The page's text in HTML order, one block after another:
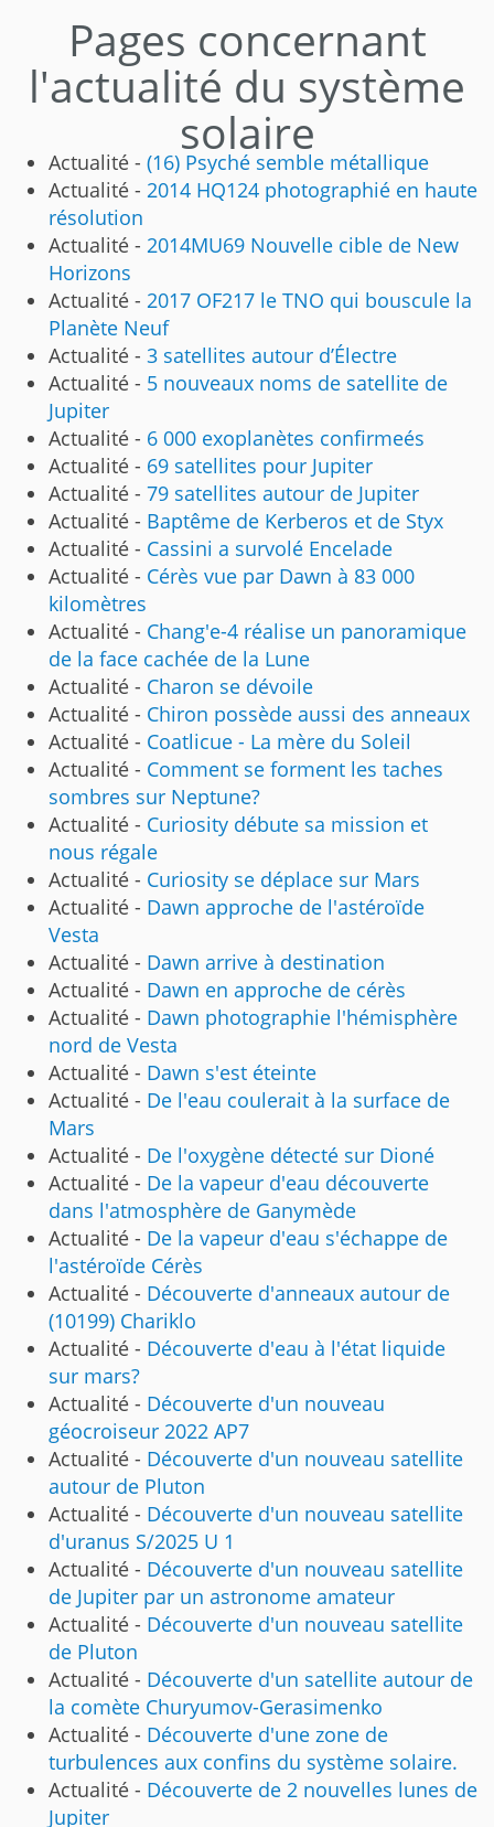
Pages concernant
l'actualité du système
solaire
Actualité - (16) Psyché semble métallique
Actualité - 2014 HQ124 photographié en haute
résolution
Actualité - 2014MU69 Nouvelle cible de New
Horizons
Actualité - 2017 OF217 le TNO qui bouscule la
Planète Neuf
Actualité - 3 satellites autour d’Électre
Actualité - 5 nouveaux noms de satellite de
Jupiter
Actualité - 6 000 exoplanètes confirmeés
Actualité - 69 satellites pour Jupiter
Actualité - 79 satellites autour de Jupiter
Actualité - Baptême de Kerberos et de Styx
Actualité - Cassini a survolé Encelade
Actualité - Cérès vue par Dawn à 83 000
kilomètres
Actualité - Chang'e-4 réalise un panoramique
de la face cachée de la Lune
Actualité - Charon se dévoile
Actualité - Chiron possède aussi des anneaux
Actualité - Coatlicue - La mère du Soleil
Actualité - Comment se forment les taches
sombres sur Neptune?
Actualité - Curiosity débute sa mission et
nous régale
Actualité - Curiosity se déplace sur Mars
Actualité - Dawn approche de l'astéroïde
Vesta
Actualité - Dawn arrive à destination
Actualité - Dawn en approche de cérès
Actualité - Dawn photographie l'hémisphère
nord de Vesta
Actualité - Dawn s'est éteinte
Actualité - De l'eau coulerait à la surface de
Mars
Actualité - De l'oxygène détecté sur Dioné
Actualité - De la vapeur d'eau découverte
dans l'atmosphère de Ganymède
Actualité - De la vapeur d'eau s'échappe de
l'astéroïde Cérès
Actualité - Découverte d'anneaux autour de
(10199) Chariklo
Actualité - Découverte d'eau à l'état liquide
sur mars?
Actualité - Découverte d'un nouveau
géocroiseur 2022 AP7
Actualité - Découverte d'un nouveau satellite
autour de Pluton
Actualité - Découverte d'un nouveau satellite
d'uranus S/2025 U 1
Actualité - Découverte d'un nouveau satellite
de Jupiter par un astronome amateur
Actualité - Découverte d'un nouveau satellite
de Pluton
Actualité - Découverte d'un satellite autour de
la comète Churyumov-Gerasimenko
Actualité - Découverte d'une zone de
turbulences aux confins du système solaire.
Actualité - Découverte de 2 nouvelles lunes de
Jupiter